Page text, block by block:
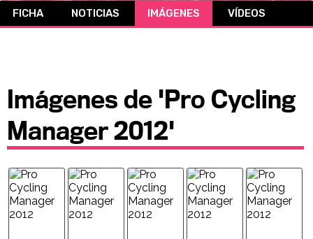
CÓMICS
FICHA NOTICIAS IMÁGENES VÍDEOS
Imágenes de 'Pro Cycling
Manager 2012'